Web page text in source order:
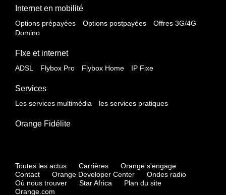
Internet en mobilité
Options prépayées Options postpayées
Offres 3G/4G
Domino
FIxe et internet
ADSL Flybox Pro Flybox Home IP Fixe
Services
Les services multimédia les services pratiques
Orange Fidélite
Toutes les actus Carrières
Orange s'engage
Contact
Orange Developer Center
Ondes radio
Où nous trouver
Star Africa
Plan du site
Orange.com